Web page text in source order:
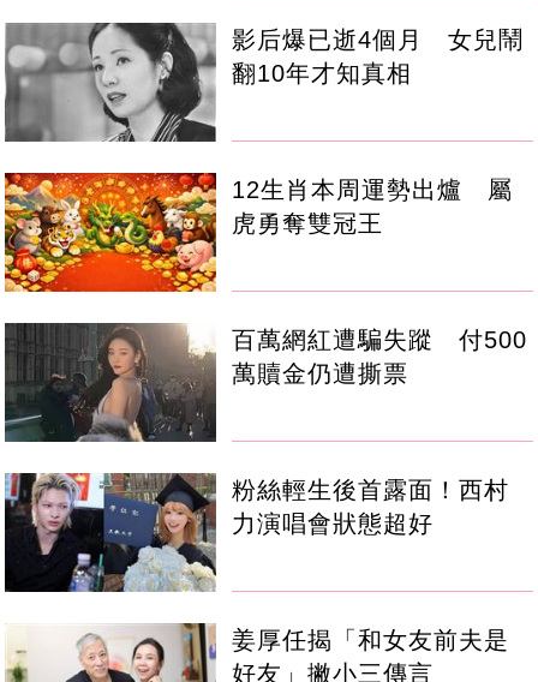
影后爆已逝4個月 女兒鬧
翻10年才知真相
12生肖本周運勢出爐 屬
虎勇奪雙冠王
百萬網紅遭騙失蹤 付500
萬贖金仍遭撕票
粉絲輕生後首露面！西村
力演唱會狀態超好
姜厚任揭「和女友前夫是
好友」撇小三傳言